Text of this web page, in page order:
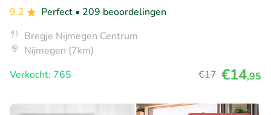
9.2
Perfect • 209 beoordelingen
Bregje Nijmegen Centrum
Nijmegen (7km)
Verkocht: 765
€17 €14,95